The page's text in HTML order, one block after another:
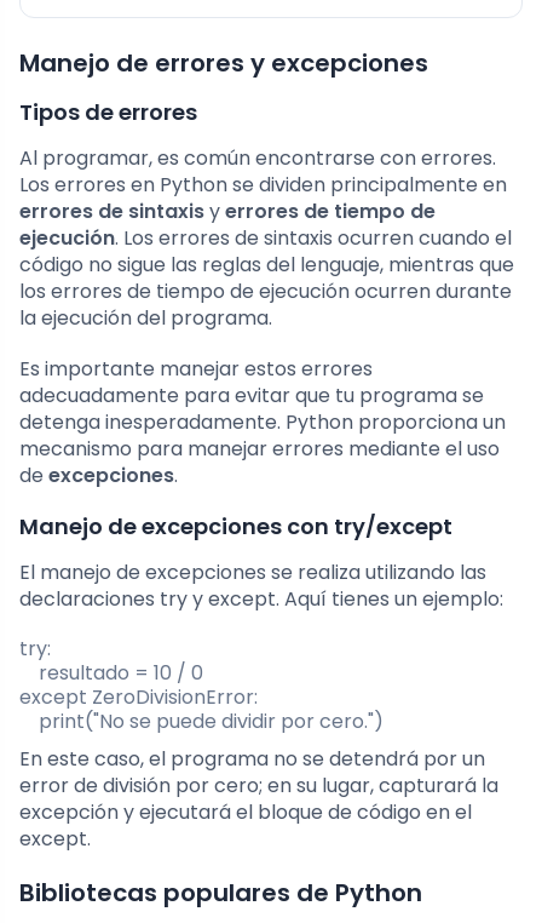
Manejo de errores y excepciones
Tipos de errores
Al programar, es común encontrarse con errores.
Los errores en Python se dividen principalmente en
errores de sintaxisyerrores de tiempo de
ejecución. Los errores de sintaxis ocurren cuando el
código no sigue las reglas del lenguaje, mientras que
los errores de tiempo de ejecución ocurren durante
la ejecución del programa.
Es importante manejar estos errores
adecuadamente para evitar que tu programa se
detenga inesperadamente. Python proporciona un
mecanismo para manejar errores mediante el uso
de excepciones.
Manejo de excepciones con try/except
El manejo de excepciones se realiza utilizando las
declaraciones tryyexcept. Aquí tienes un ejemplo:
try:
    resultado = 10 / 0
except ZeroDivisionError:
    print("No se puede dividir por cero.")
En este caso, el programa no se detendrá por un
error de división por cero; en su lugar, capturará la
excepción y ejecutará el bloque de código en el
except.
Bibliotecas populares de Python